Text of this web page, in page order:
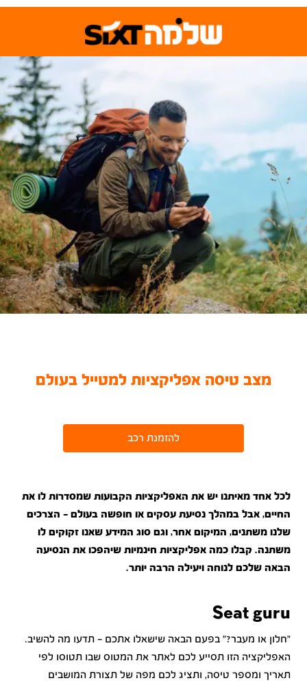
מצב טיסה אפליקציות למטייל בעולם
להזמנת רכב
לכל אחד מאיתנו יש את האפליקציות הקבועות שמסדרות לו את
החיים, אבל במהלך נסיעת עסקים או חופשה בעולם – הצרכים
שלנו משתנים, המיקום אחר, וגם סוג המידע שאנו זקוקים לו
משתנה. קבלו כמה אפליקציות חינמיות שיהפכו את הנסיעה
הבאה שלכם לנוחה ויעילה הרבה יותר.
Seat guru
"חלון או מעבר?" בפעם הבאה שישאלו אתכם – תדעו מה להשיב.
האפליקציה הזו תסייע לכם לאתר את המטוס שבו תטוסו לפי
תאריך ומספר טיסה, ותציג לכם מפה של תצורת המושבים